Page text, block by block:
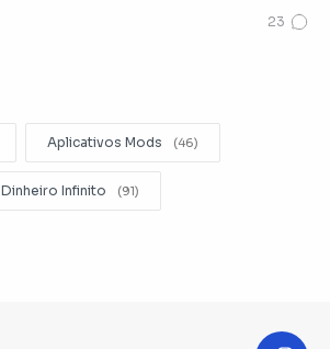
Aplicativos Mods
Dinheiro Infinito